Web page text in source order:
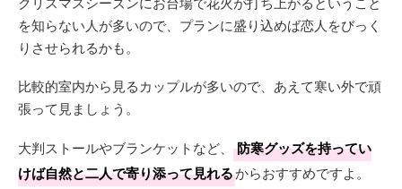
を知らない人が多いので、プランに盛り込めば恋人をびっく
りさせられるかも。
比較的室内から見るカップルが多いので、あえて寒い外で頑
張って見ましょう。
大判ストールやブランケットなど、
防寒グッズを持ってい
けば自然と二人で寄り添って見れるからおすすめですよ。